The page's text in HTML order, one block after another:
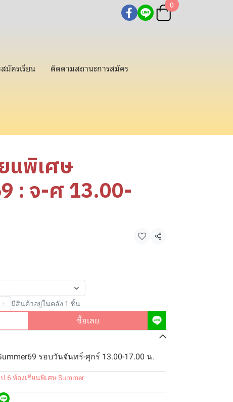
0
มัครเรียน ติดตามสถานะการสมัคร
นพิเศษ
: จ-ศ 13.00-
แชร์
มีสินค้าอยู่ในคลัง 1 ชิ้น
ซื้อเลย
รอบวันจันทร์-ศุกร์ 13.00-17.00 น.
ป.6 ห้องเรียนพิเศษ Summer